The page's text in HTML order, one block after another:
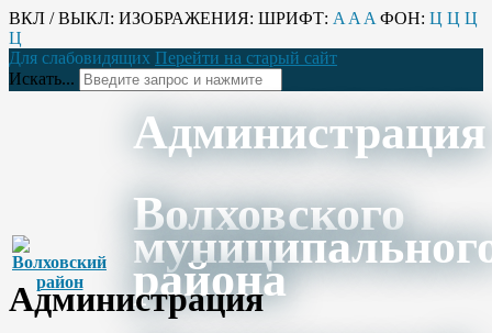
ВКЛ / ВЫКЛ: ИЗОБРАЖЕНИЯ: ШРИФТ: A A A ФОН: Ц Ц Ц
Ц
Для слабовидящих Перейти на старый сайт
Искать...
Администрация
Волховского
района
Администрация